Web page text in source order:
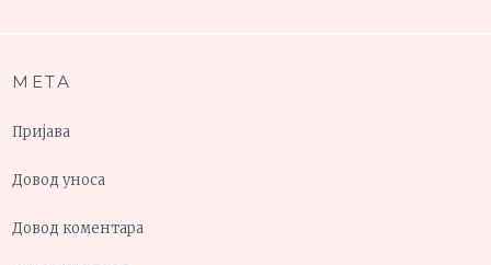
МЕТА
Пријава
Довод уноса
Довод коментара